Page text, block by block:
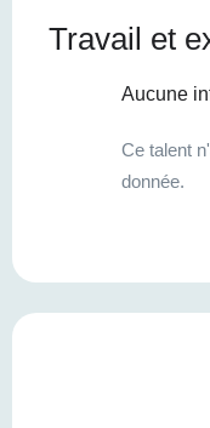
Travail et
Aucune
Ce talent
donnée.